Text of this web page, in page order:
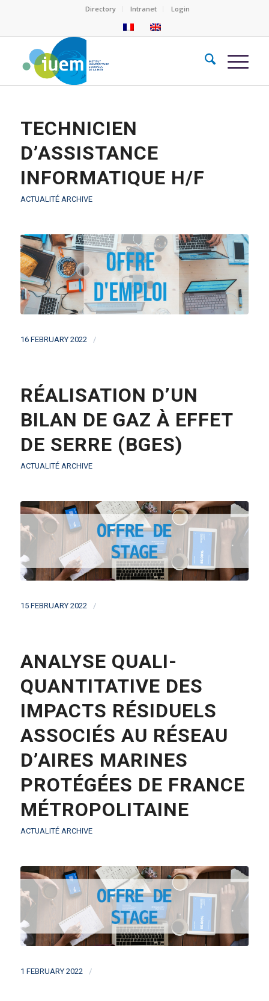
Directory Intranet Login
TECHNICIEN
D’ASSISTANCE
INFORMATIQUE H/F
ACTUALITÉ ARCHIVE
16 FEBRUARY 2022 /
RÉALISATION D’UN
BILAN DE GAZ À EFFET
DE SERRE (BGES)
ACTUALITÉ ARCHIVE
15 FEBRUARY 2022 /
ANALYSE QUALI-
QUANTITATIVE DES
IMPACTS RÉSIDUELS
ASSOCIÉS AU RÉSEAU
D’AIRES MARINES
PROTÉGÉES DE FRANCE
MÉTROPOLITAINE
ACTUALITÉ ARCHIVE
1 FEBRUARY 2022 /